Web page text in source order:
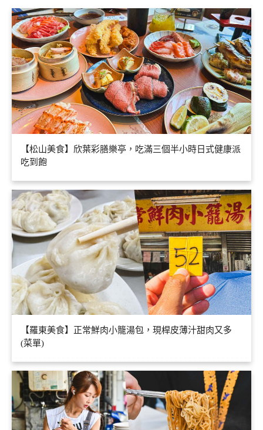
【松山美食】欣葉彩膳樂亭，吃滿三個半小時日式健康派
吃到飽
【羅東美食】正常鮮肉小籠湯包，現桿皮薄汁甜肉又多
(菜單)